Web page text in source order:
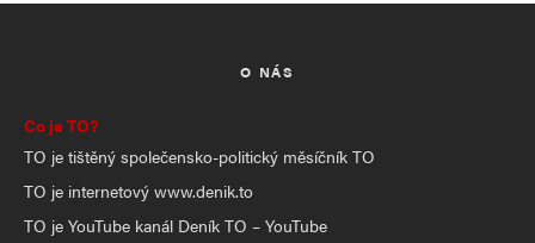
O NÁS
Co je TO?
TO je tištěný společensko-politický měsíčník TO
TO je internetový www.denik.to
TO je YouTube kanál Deník TO – YouTube